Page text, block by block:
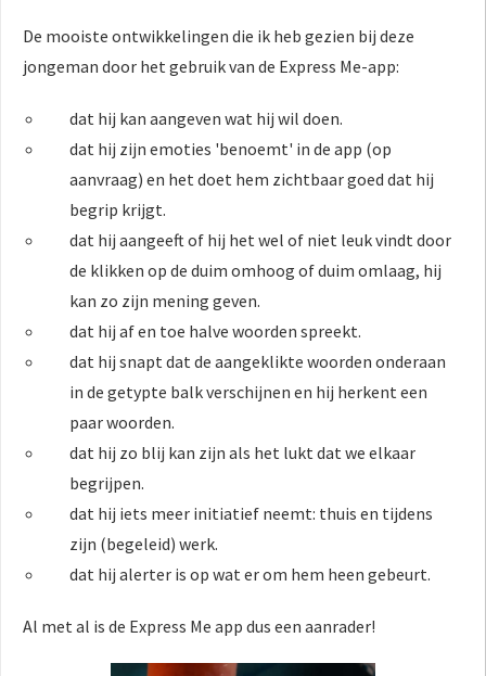
De mooiste ontwikkelingen die ik heb gezien bij deze
jongeman door het gebruik van de Express Me-app:
dat hij kan aangeven wat hij wil doen.
dat hij zijn emoties 'benoemt' in de app (op
aanvraag) en het doet hem zichtbaar goed dat hij
begrip krijgt.
dat hij aangeeft of hij het wel of niet leuk vindt door
de klikken op de duim omhoog of duim omlaag, hij
kan zo zijn mening geven.
dat hij af en toe halve woorden spreekt.
dat hij snapt dat de aangeklikte woorden onderaan
in de getypte balk verschijnen en hij herkent een
paar woorden.
dat hij zo blij kan zijn als het lukt dat we elkaar
begrijpen.
dat hij iets meer initiatief neemt: thuis en tijdens
zijn (begeleid) werk.
dat hij alerter is op wat er om hem heen gebeurt.
Al met al is de Express Me app dus een aanrader!